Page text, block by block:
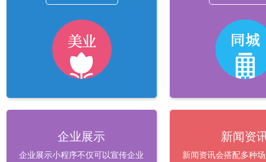
企业展示
企业展示小程序不仅可以宣传企业
新闻资
新闻资讯会搭配多种